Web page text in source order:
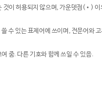
이 허용되지 않으며, 가운뎃점(•) 이
수 있는 표제어에 쓰이며, 전문어와 고
줌. 다른 기호와 함께 쓰일 수 있음.